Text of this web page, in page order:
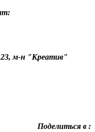
23, м-н "Креатив"
Поделиться в :